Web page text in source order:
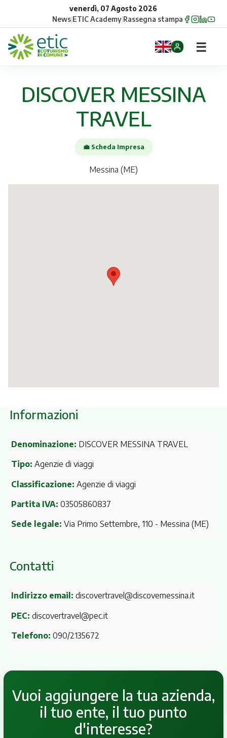
venerdì, 07 Agosto 2026
News|ETIC Academy|Rassegna stampa
Opportunità
☰
DISCOVER MESSINA
TRAVEL
💼 Scheda Impresa
Messina (ME)
Informazioni
Denominazione: DISCOVER MESSINA TRAVEL
Tipo: Agenzie di viaggi
Classificazione: Agenzie di viaggi
Partita IVA: 03505860837
Sede legale: Via Primo Settembre, 110 - Messina (ME)
Contatti
Indirizzo email: discovertravel@discovemessina.it
PEC: discovertravel@pec.it
Telefono: 090/2135672
Vuoi aggiungere la tua azienda,
il tuo ente, il tuo punto
d'interesse?